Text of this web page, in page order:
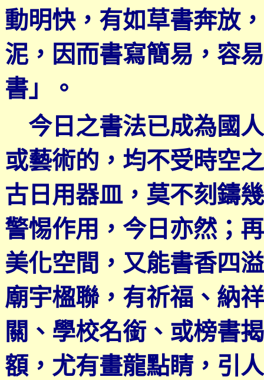
動明快，有如草書奔放
泥，因而書寫簡易，容
書」。
今日之書法已成為國
或藝術的，均不受時空
古日用器皿，莫不刻鑄
警惕作用，今日亦然；
美化空間，又能書香四
廟宇楹聯，有祈福、納
關、學校名銜、或榜書
額，尤有畫龍點睛，引